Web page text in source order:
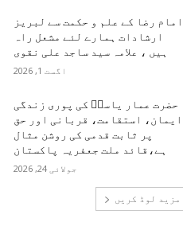
امام رضا کے علم و حکمت سے لبریز
ارشادات ہمارے لئے مشعل راہ
ہیں ، علامہ سید ساجد علی نقوی
اگست 1, 2026
حضرت عمار یاسرؑ کی پوری زندگی
ایمان، استقامت، قربانی اور حق
پر ثابت قدمی کی روشن مثال
ہے،قائد ملت جعفریہ پاکستان
جولائی 24, 2026
مزید لوڈ کریں